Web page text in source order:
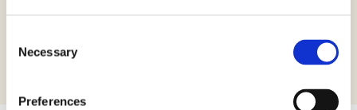
Selection
Necessary
Preferences